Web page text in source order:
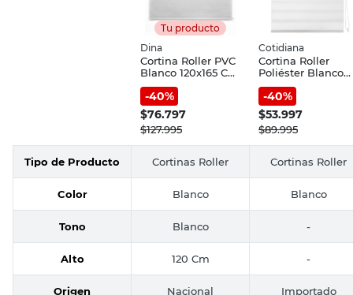
Tu producto
Dina
Cortina Roller PVC
Blanco 120x165 Cm
Dina
-40%
$76.797
$127.995
Cotidiana
Cortina Roller
Poliéster Blanco
120x165 Cm Zebra
Cotidiana
-40%
$53.997
$89.995
Tipo de Producto Cortinas Roller Cortinas Roller
Color Blanco Blanco
Tono Blanco -
Alto 120 Cm -
Origen Nacional Importado